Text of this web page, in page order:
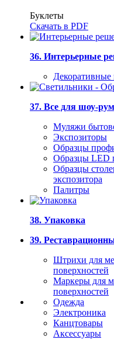
Буклеты
Скачать в PDF
36. Интерьерные
Декоративные
37. Все для шоу-
Муляжи
Экспозиторы
Образцы
Образцы LED
Образцы
экспозитора
Палитры
38. Упаковка
39.
Штрихи для
поверхностей
Маркеры для
поверхностей
Одежда
Электроника
Канцтовары
Аксессуары